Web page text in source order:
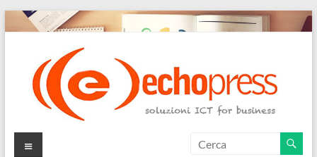
Salta
al
Echopress
Menu